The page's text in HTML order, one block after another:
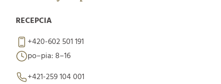
RECEPCIA
+420-602 501 191
po–pia: 8–16
+421-259 104 001